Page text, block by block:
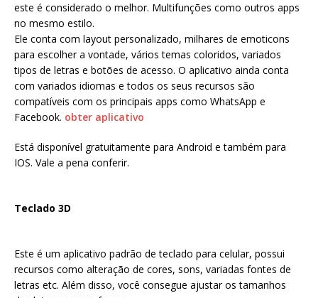
este é considerado o melhor. Multifunções como outros apps
no mesmo estilo.
Ele conta com layout personalizado, milhares de emoticons
para escolher a vontade, vários temas coloridos, variados
tipos de letras e botões de acesso. O aplicativo ainda conta
com variados idiomas e todos os seus recursos são
compatíveis com os principais apps como WhatsApp e
Facebook. obter aplicativo
Está disponível gratuitamente para Android e também para
IOS. Vale a pena conferir.
Teclado 3D
Este é um aplicativo padrão de teclado para celular, possui
recursos como alteração de cores, sons, variadas fontes de
letras etc. Além disso, você consegue ajustar os tamanhos